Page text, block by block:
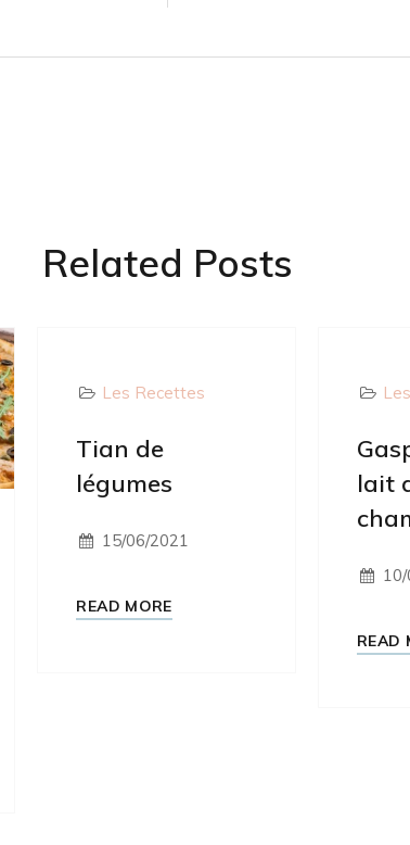
Related Posts
Les Recettes
Tian de
légumes
15/06/2021
READ MORE
lait
READ